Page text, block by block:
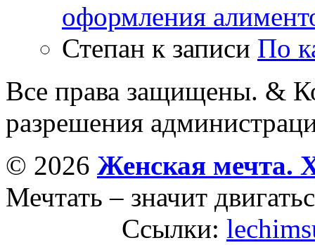
оформления
Степан к записи По
Все права защищены. &
разрешения
© 2026 Женская мечта.
Мечтать – значит
Ссылки: